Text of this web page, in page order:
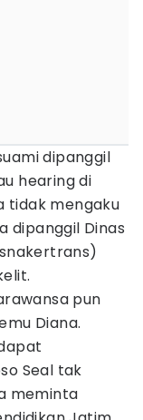
dipanggil
hearing di
tidak mengaku
dipanggil Dinas
pun
Diana.
Seal tak
meminta